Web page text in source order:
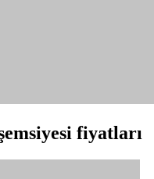
fiyatları